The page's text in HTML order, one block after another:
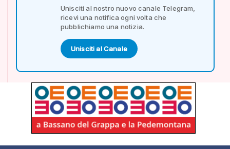
Unisciti al nostro nuovo canale Telegram,
ricevi una notifica ogni volta che
pubblichiamo una notizia.
Unisciti al Canale